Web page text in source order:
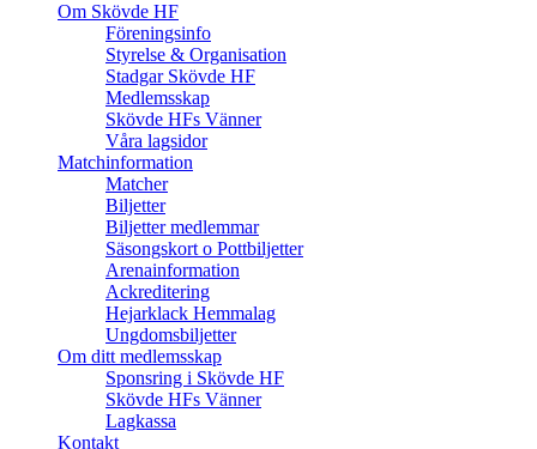
Om Skövde HF
Föreningsinfo
Styrelse & Organisation
Stadgar Skövde HF
Medlemsskap
Skövde HFs Vänner
Våra lagsidor
Matchinformation
Matcher
Biljetter
Biljetter medlemmar
Säsongskort o Pottbiljetter
Arenainformation
Ackreditering
Hejarklack Hemmalag
Ungdomsbiljetter
Om ditt medlemsskap
Sponsring i Skövde HF
Skövde HFs Vänner
Lagkassa
Kontakt